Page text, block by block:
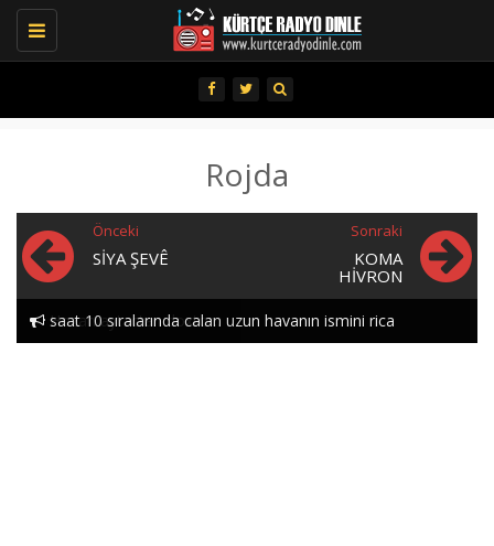
Toggle
navigation
Rojda
Önceki
SIYA ŞEVÊ
Sonraki
KOMA
HIVRON
saat 10 sıralarında calan uzun havanın ismini rica
Hozan aytactan doxtor..